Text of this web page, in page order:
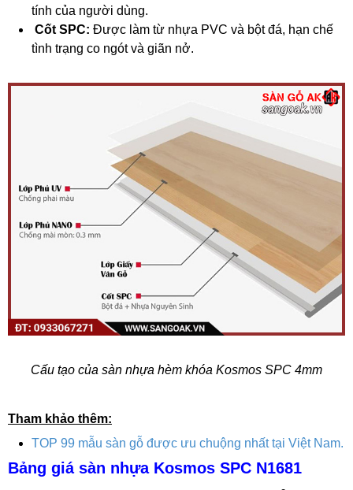
tính của người dùng.
Cốt SPC: Được làm từ nhựa PVC và bột đá, hạn chế
tình trạng co ngót và giãn nở.
Cấu tạo của sàn nhựa hèm khóa Kosmos SPC 4mm
Tham khảo thêm:
TOP 99 mẫu sàn gỗ được ưu chuộng nhất tại Việt Nam.
Bảng giá sàn nhựa Kosmos SPC N1681